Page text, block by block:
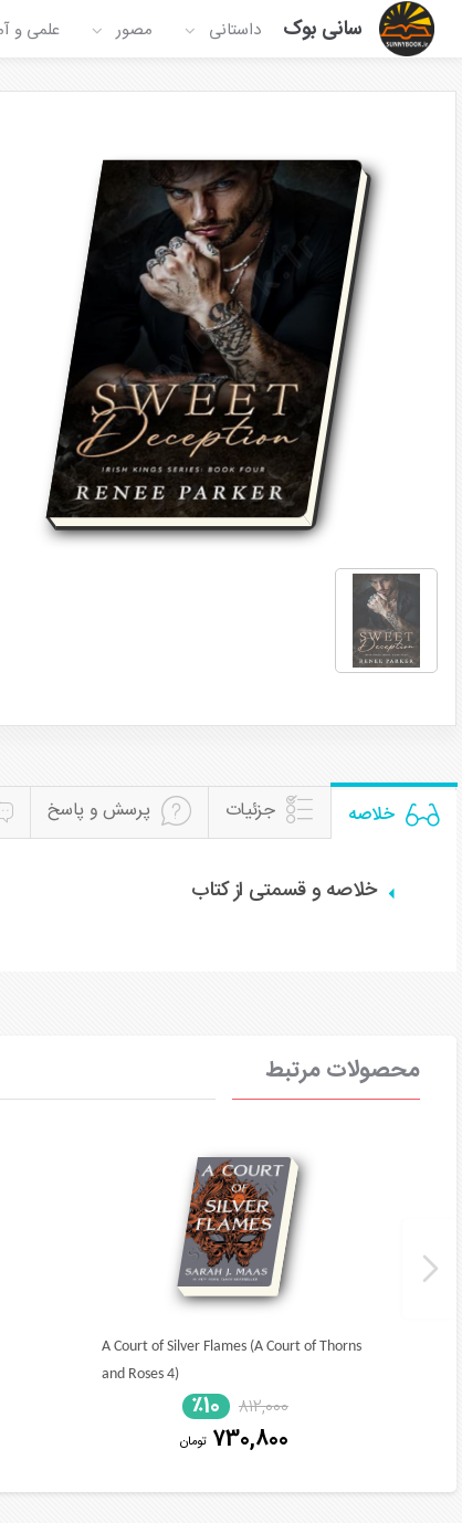
سانی بوک داستانی مصور علمی و
خلاصه جزئیات پرسش و پاسخ
خلاصه و قسمتی از کتاب
محصولات مرتبط
A Court of Silver Flames (A Court of Thorns
and Roses 4)
812,000
٪10
730,800 تومان